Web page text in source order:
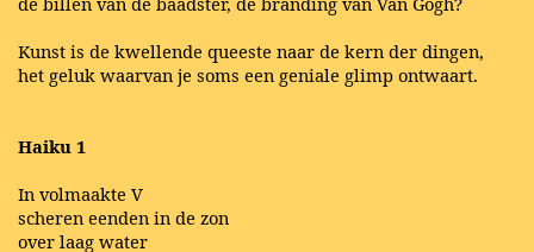
Kunst is de kwellende queeste naar de kern der dingen,
het geluk waarvan je soms een geniale glimp ontwaart.
Haiku 1
In volmaakte V
scheren eenden in de zon
over laag water